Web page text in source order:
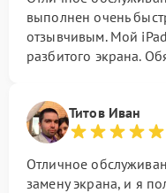
выполнен очень
отзывчивым. Мой
разбитого экрана.
Титов Иван
Отличное
замену экрана, и я